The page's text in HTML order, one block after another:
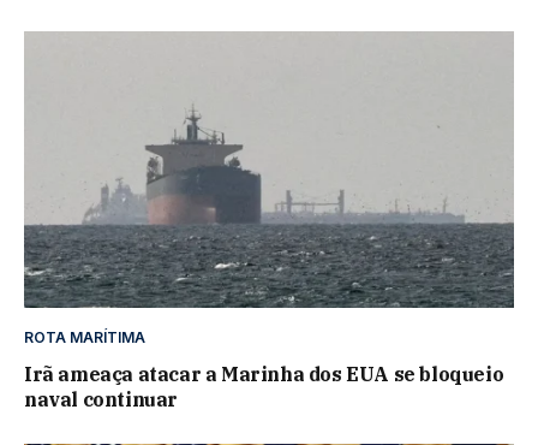
ROTA MARÍTIMA
Irã ameaça atacar a Marinha dos EUA se bloqueio
naval continuar